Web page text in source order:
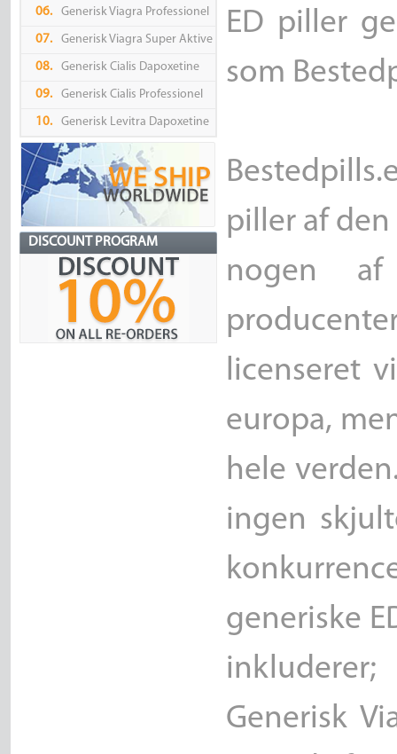
06.
Generisk Viagra Professionel
07. Generisk Viagra Super Aktive
08. Generisk Cialis Dapoxetine
09. Generisk Cialis Professionel
10. Generisk Levitra Dapoxetine
DISCOUNT PROGRAM
ED piller
som
piller af
nogen af
licenseret
europa,
hele
ingen
generiske
Generisk